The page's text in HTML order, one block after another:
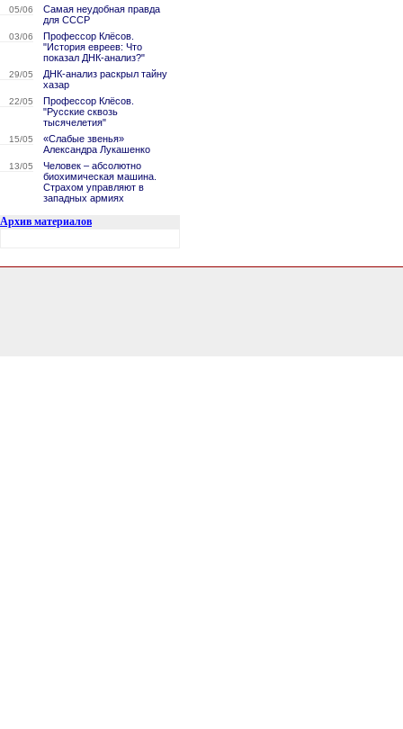
05/06
Самая неудобная правда
для СССР
03/06
Профессор Клёсов.
"История евреев: Что
показал ДНК-анализ?"
29/05
ДНК-анализ раскрыл тайну
хазар
22/05
Профессор Клёсов.
"Русские сквозь
тысячелетия"
15/05
«Слабые звенья»
Александра Лукашенко
13/05
Человек – абсолютно
биохимическая машина.
Страхом управляют в
западных армиях
Архив материалов